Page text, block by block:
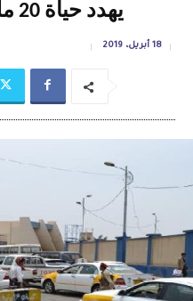
يهدد حياة 20 مليون يمني (بيان)
18 أبريل، 2019